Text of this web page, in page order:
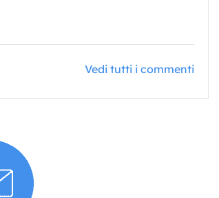
Vedi tutti i commenti